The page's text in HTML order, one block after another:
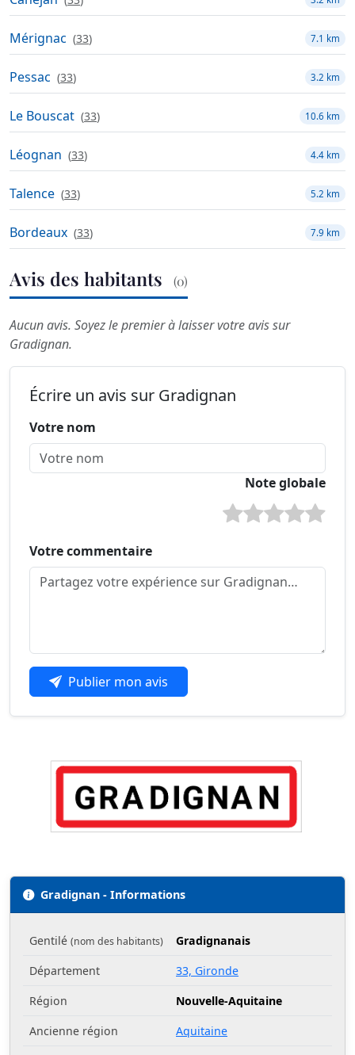
Mérignac (33) 7.1 km
Pessac (33) 3.2 km
Le Bouscat (33) 10.6 km
Léognan (33) 4.4 km
Talence (33) 5.2 km
Bordeaux (33) 7.9 km
Avis des habitants (0)
Aucun avis. Soyez le premier à laisser votre avis sur
Gradignan.
Écrire un avis sur Gradignan
Votre nom
Note globale
Votre commentaire
Publier mon avis
Gradignan - Informations
Gentilé (nom des habitants)
Gradignanais
Département
33, Gironde
Région
Nouvelle-Aquitaine
Ancienne région
Aquitaine